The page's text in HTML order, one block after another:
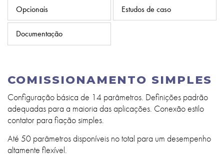
Opcionais Estudos de caso
Documentação
COMISSIONAMENTO SIMPLES
Configuração básica de 14 parâmetros. Definições padrão
adequadas para a maioria das aplicações. Conexão estilo
contator para fiação simples.
Até 50 parâmetros disponíveis no total para um desempenho
altamente flexível.